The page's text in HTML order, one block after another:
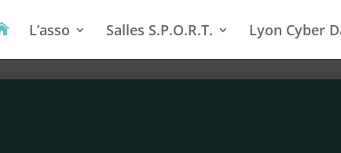
L’asso Salles S.P.O.R.T. Lyon Cyber